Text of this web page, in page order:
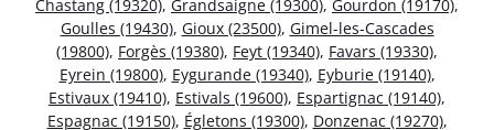
Chastang (19320), Grandsaigne (19300), Gourdon (19170),
Goulles (19430), Gioux (23500), Gimel-les-Cascades
(19800), Forgès (19380), Feyt (19340), Favars (19330),
Eyrein (19800), Eygurande (19340), Eyburie (19140),
Estivaux (19410), Estivals (19600), Espartignac (19140),
Espagnac (19150), Égletons (19300), Donzenac (19270),